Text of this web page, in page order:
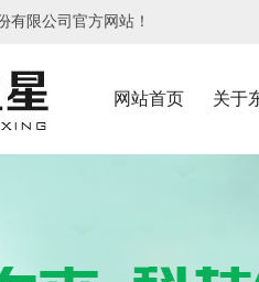
有限公司官方网站！
网站首页 关于